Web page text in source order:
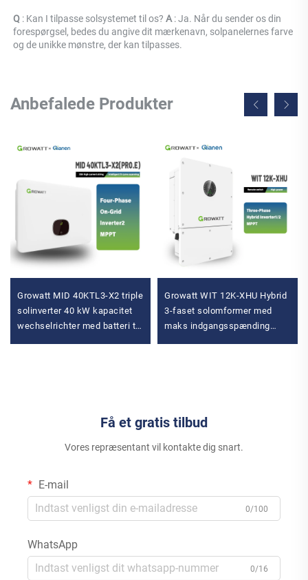
Q : Kan I tilpasse solsystemet til os? A : Ja. Når du sender os din
forespørgsel, bedes du angive dit mærkenavn, solpanelernes farve
og de unikke mønstre, der kan tilpasses.
Anbefalede Produkter
Growatt MID 40KTL3-X2 triple
solinverter 40 kW kapacitet
wechselrichter med batteri til
Growatt WIT 12K-XHU Hybrid
3-faset solomformer med
maks indgangsspænding
Få et gratis tilbud
Vores repræsentant vil kontakte dig snart.
E-mail
0/100
WhatsApp
0/16